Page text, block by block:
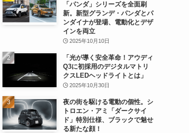
「パンダ」シリーズを全面刷
新。新型グランデ・パンダとパ
ンダイナが登場、電動化とデザ
インを両立
2025年10月10日
「光が導く安全革命！アウディ
Q3に初採用のデジタルマトリ
クスLEDヘッドライトとは」
2025年10月30日
夜の街を駆ける電動の個性。シ
トロエン・アミ「ダークサイ
ド」特別仕様、ブラックで魅せ
る新たな顔！